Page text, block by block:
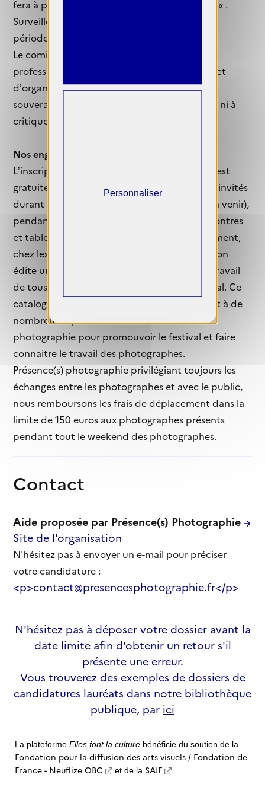
fera à partir de « pp.candidatures@gmail.com« .
Surveillez vos mails et spams, pendant cette
période.
Le comité de sélection est composé de
professionnels de la photographie, d’artistes et
d’organisateurs du festival. Leur décision sera
souveraine, sans appel et ne donnera pas lieu ni à
critique, ni appréciation.
Nos engagements :
L’inscription au présent appel à candidature est
gratuite. Les photographes sélectionnés sont invités
durant le week-end des photographes (date à venir),
pendant lequel ont lieu de nombreuses rencontres
et tables rondes. Ils sont hébergés, gracieusement,
chez les membres de l’association. L’association
édite un catalogue de qualité présentant le travail
de tous les participants à l’occasion du festival. Ce
catalogue vendu 15 euros au public, est offert à de
nombreuses personnalités du monde de la
photographie pour promouvoir le festival et faire
connaitre le travail des photographes.
Présence(s) photographie privilégiant toujours les
échanges entre les photographes et avec le public,
nous remboursons les frais de déplacement dans la
limite de 150 euros aux photographes présents
pendant tout le weekend des photographes.
Contact
Aide proposée par Présence(s) Photographie
Site de l'organisation
N'hésitez pas à envoyer un e-mail pour préciser
votre candidature :
<p>contact@presencesphotographie.fr</p>
N'hésitez pas à déposer votre dossier avant la
date limite afin d'obtenir un retour s'il
présente une erreur.
Vous trouverez des exemples de dossiers de
candidatures lauréats dans notre bibliothèque
publique, par ici
La plateformeElles font la culture bénéficie du soutien de la
Fondation pour la diffusion des arts visuels / Fondation de
France - Neuflize OBC
et de la SAIF
Personnaliser